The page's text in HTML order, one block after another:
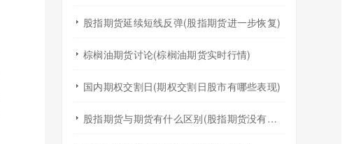
股指期货延续短线反弹(股指期货进一步恢复)
棕榈油期货讨论(棕榈油期货实时行情)
国内期权交割日(期权交割日股市有哪些表现)
股指期货与期货有什么区别(股指期货没有原油期货风险)